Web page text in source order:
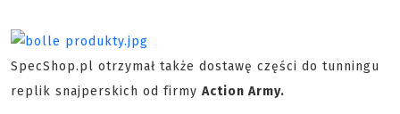
SpecShop.pl otrzymał także dostawę części do tunningu
replik snajperskich od firmy Action Army.